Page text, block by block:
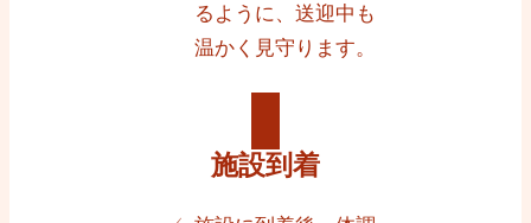
るように、送迎中も
温かく見守ります。
施設到着